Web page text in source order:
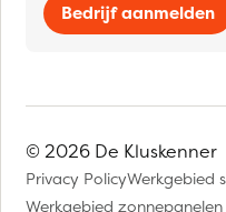
Bedrijf aanmelden
© 2026 De Kluskenner
Privacy PolicyWerkgebied
Werkgebied